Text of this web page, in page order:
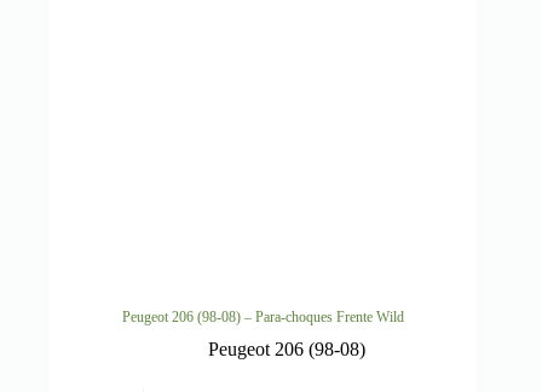
Peugeot 206 (98-08) – Para-choques Frente Wild
Peugeot 206 (98-08)